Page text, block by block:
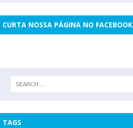
CURTA NOSSA PÁGINA NO FACEBOOK
TAGS